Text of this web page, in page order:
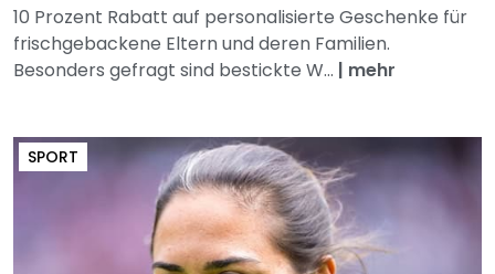
10 Prozent Rabatt auf personalisierte Geschenke für
frischgebackene Eltern und deren Familien.
Besonders gefragt sind bestickte W... | mehr
SPORT